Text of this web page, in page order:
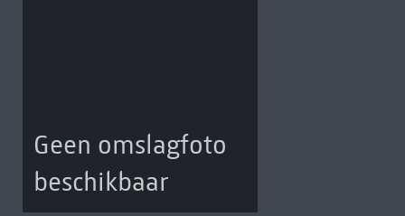
Geen omslagfoto
beschikbaar